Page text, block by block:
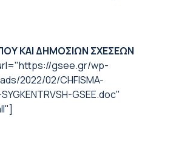
ΚΑΙ ΔΗΜΟΣΙΩΝ ΣΧΕΣΕΩΝ
gsee.gr/wp-
2022/02/CHFISMA-
GSEE.doc"